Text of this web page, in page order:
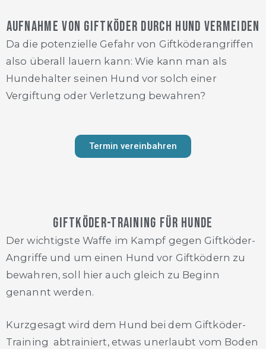
Aufnahme von Giftköder durch Hund vermeiden
Da die potenzielle Gefahr von Giftköderangriffen
also überall lauern kann: Wie kann man als
Hundehalter seinen Hund vor solch einer
Vergiftung oder Verletzung bewahren?
Termin vereinbahren
Giftköder-Training für Hunde
Der wichtigste Waffe im Kampf gegen Giftköder-
Angriffe und um einen Hund vor Giftködern zu
bewahren, soll hier auch gleich zu Beginn
genannt werden.
Kurzgesagt wird dem Hund bei dem Giftköder-
Training abtrainiert, etwas unerlaubt vom Boden